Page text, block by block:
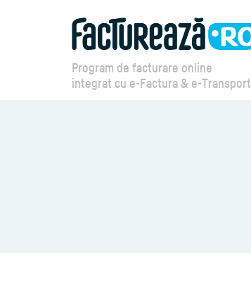
Program de facturare online
integrat cu e-Factura & e-Transport